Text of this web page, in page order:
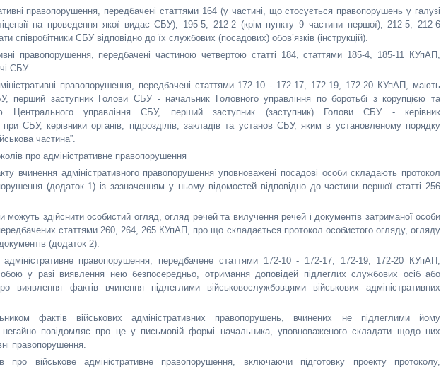
правопорушення, передбачені статтями 164 (у частині, що стосується правопорушень у галузі
на проведення якої видає СБУ), 195-5, 212-2 (крім пункту 9 частини першої), 212-5, 212-6
співробітники СБУ відповідно до їх службових (посадових) обов’язків (інструкцій).
правопорушення, передбачені частиною четвертою статті 184, статтями 185-4, 185-11 КУпАП,
СБУ.
правопорушення, передбачені статтями 172-10 - 172-17, 172-19, 172-20 КУпАП, мають
перший заступник Голови СБУ - начальник Головного управління по боротьбі з корупцією та
Центрального управління СБУ, перший заступник (заступник) Голови СБУ - керівник
при СБУ, керівники органів, підрозділів, закладів та установ СБУ, яким в установленому порядку
частина”.
про адміністративне правопорушення
вчинення адміністративного правопорушення уповноважені посадові особи складають протокол
(додаток 1) із зазначенням у ньому відомостей відповідно до частини першої статті 256
можуть здійснити особистий огляд, огляд речей та вилучення речей і документів затриманої особи
статтями 260, 264, 265 КУпАП, про що складається протокол особистого огляду, огляду
(додаток 2).
правопорушення, передбачене статтями 172-10 - 172-17, 172-19, 172-20 КУпАП,
у разі виявлення нею безпосередньо, отримання доповідей підлеглих службових осіб або
виявлення фактів вчинення підлеглими військовослужбовцями військових адміністративних
фактів військових адміністративних правопорушень, вчинених не підлеглими йому
негайно повідомляє про це у письмовій формі начальника, уповноваженого складати щодо них
правопорушення.
військове адміністративне правопорушення, включаючи підготовку проекту протоколу,